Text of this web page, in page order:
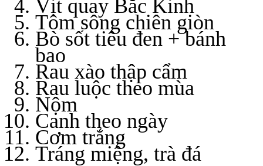
Vịt quay Bắc Kinh
Tôm sông chiên giòn
Bò sốt tiêu đen + bánh
bao
Rau xào thập cẩm
Rau luộc theo mùa
Nộm
Canh theo ngày
Cơm trắng
Tráng miệng, trà đá